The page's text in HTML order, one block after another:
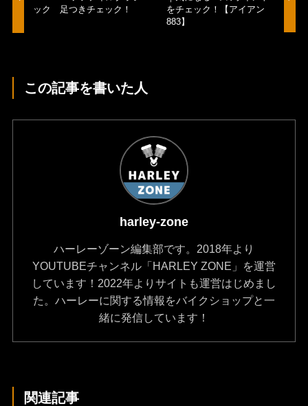
ック 足つきチェック！
をチェック！【アイアン
883】
この記事を書いた人
harley-zone
ハーレーゾーン編集部です。2018年より
YOUTUBEチャンネル「HARLEY ZONE」を運営
しています！2022年よりサイトも運営はじめまし
た。ハーレーに関する情報をバイクショップと一
緒に発信しています！
関連記事